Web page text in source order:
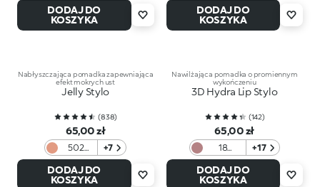
Brick
DODAJ DO
KOSZYKA
Papaya
DODAJ DO
KOSZYKA
Nabłyszczająca pomadka zapewniająca
efekt mokrych ust
Jelly Stylo
(838)
65,00 zł
502
Natural
Rose
+7
DODAJ DO
KOSZYKA
Nawilżająca pomadka o promiennym
wykończeniu
3D Hydra Lip Stylo
(142)
65,00 zł
18
Haute
Couture
+17
DODAJ DO
KOSZYKA